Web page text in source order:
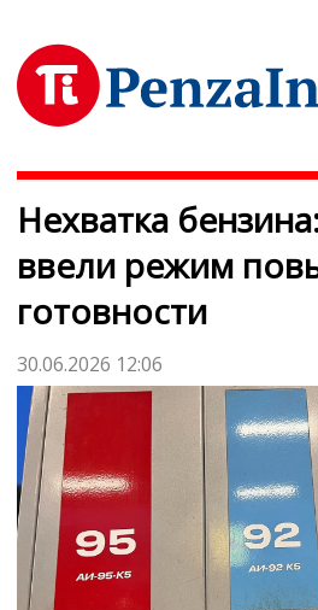
Нехватка
ввели режим
готовности
30.06.2026 12:06